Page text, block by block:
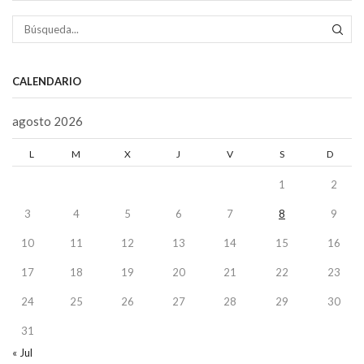
CALENDARIO
agosto 2026
L M X J V S D
1 2
3 4 5 6 7 8 9
10 11 12 13 14 15 16
17 18 19 20 21 22 23
24 25 26 27 28 29 30
31
« Jul